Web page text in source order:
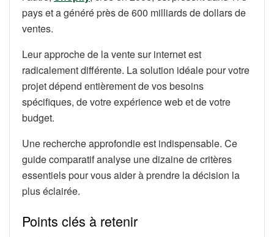
pays et a généré près de 600 milliards de dollars de
ventes.
Leur approche de la vente sur internet est
radicalement différente. La solution idéale pour votre
projet dépend entièrement de vos besoins
spécifiques, de votre expérience web et de votre
budget.
Une recherche approfondie est indispensable. Ce
guide comparatif analyse une dizaine de critères
essentiels pour vous aider à prendre la décision la
plus éclairée.
Points clés à retenir